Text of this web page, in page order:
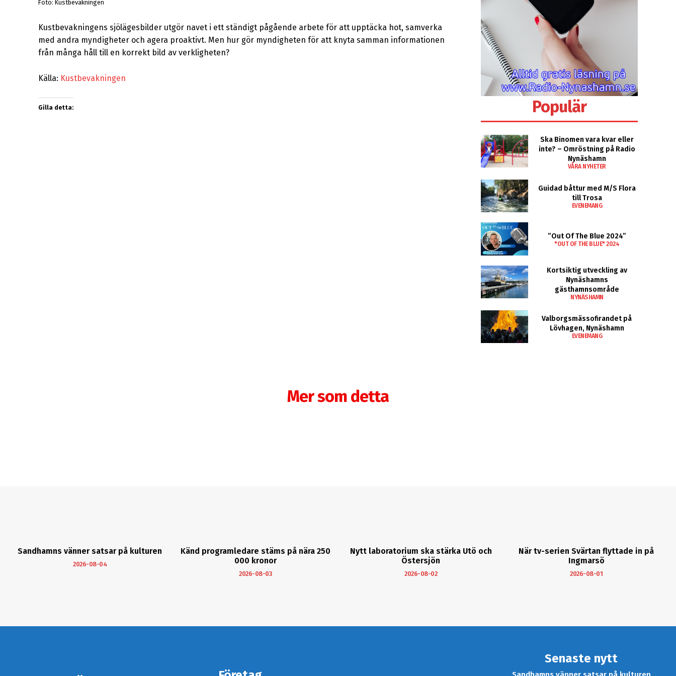
Foto: Kustbevakningen
Kustbevakningens sjölägesbilder utgör navet i ett ständigt pågående arbete för att upptäcka hot, samverka
med andra myndigheter och agera proaktivt. Men hur gör myndigheten för att knyta samman informationen
från många håll till en korrekt bild av verkligheten?
Källa: Kustbevakningen
Gilla detta: Populär
Ska Binomen vara kvar eller
inte? – Omröstning på Radio
Nynäshamn
VÅRA NYHETER
Guidad båttur med M/S Flora
till Trosa
EVENEMANG
”Out Of The Blue 2024”
"OUT OF THE BLUE" 2024
Kortsiktig utveckling av
Nynäshamns
gästhamnsområde
NYNÄSHAMN
Valborgsmässofirandet på
Lövhagen, Nynäshamn
EVENEMANG
Mer som detta
Sandhamns vänner satsar på kulturen
2026-08-04
Känd programledare stäms på nära 250
000 kronor
2026-08-03
Nytt laboratorium ska stärka Utö och
Östersjön
2026-08-02
När tv-serien Svärtan flyttade in på
Ingmarsö
2026-08-01
Senaste nytt